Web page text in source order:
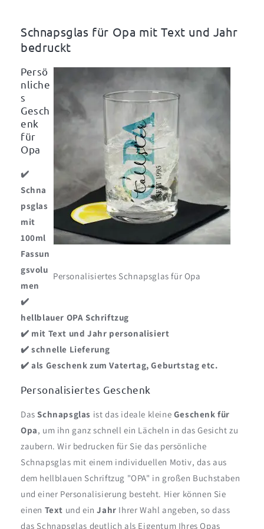
und
Jahr
und
Jahr
Schnapsglas für Opa mit Text und Jahr
bedruckt
Personalisiertes Schnapsglas für Opa
Persö
nliche
s
Gesch
enk
für
Opa
✔️
Schna
psglas
mit
100ml
Fassun
gsvolu
men
✔️
hellblauer OPA Schriftzug
✔️ mit Text und Jahr personalisiert
✔️ schnelle Lieferung
✔️ als Geschenk zum Vatertag, Geburtstag etc.
Personalisiertes Geschenk
DasSchnapsglas ist das ideale kleine Geschenk für
Opa, um ihn ganz schnell ein Lächeln in das Gesicht zu
zaubern. Wir bedrucken für Sie das persönliche
Schnapsglas mit einem individuellen Motiv, das aus
dem hellblauen Schriftzug "OPA" in großen Buchstaben
und einer Personalisierung besteht. Hier können Sie
einen Text und einJahr Ihrer Wahl angeben, so dass
das Schnapsglas deutlich als Eigentum Ihres Opas